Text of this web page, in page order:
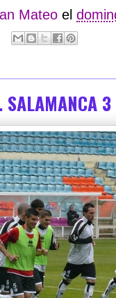
Mateo el
SALAMANCA